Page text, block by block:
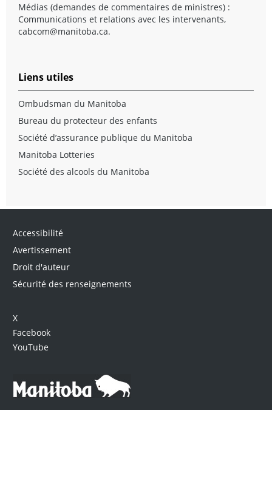
Médias (demandes de commentaires de ministres) :
Communications et relations avec les intervenants,
cabcom@manitoba.ca.
Liens utiles
Ombudsman du Manitoba
Bureau du protecteur des enfants
Société d’assurance publique du Manitoba
Manitoba Lotteries
Société des alcools du Manitoba
Accessibilité
Avertissement
Droit d'auteur
Sécurité des renseignements
X
Facebook
YouTube